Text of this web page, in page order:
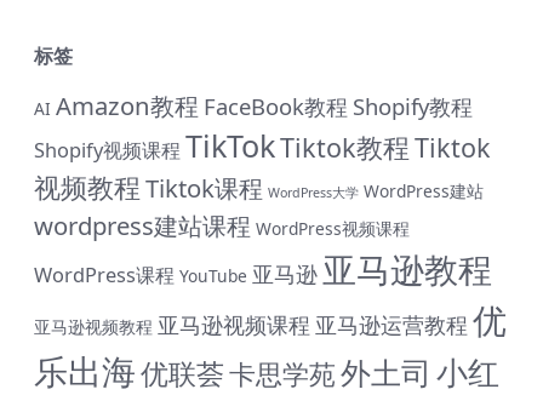
标签
AI Amazon教程 FaceBook教程 Shopify教程
Shopify视频课程 TikTokTiktok教程Tiktok
视频教程Tiktok课程 WordPress大学 WordPress建站
wordpress建站课程 WordPress视频课程
WordPress课程 YouTube 亚马逊 亚马逊教程
亚马逊视频教程 亚马逊视频课程 亚马逊运营教程 优
乐出海优联荟卡思学苑外土司 小红